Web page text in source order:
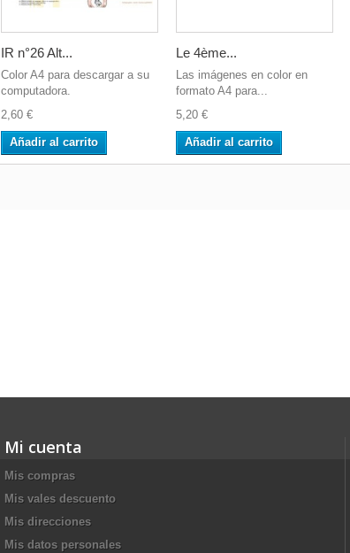
IR n°26 Alt...
Color A4 para descargar a su
computadora.
2,60 €
Añadir al carrito
Le 4ème...
Las imágenes en color en
formato A4 para...
5,20 €
Añadir al carrito
Mi cuenta
Mis compras
Mis vales descuento
Mis direcciones
Mis datos personales